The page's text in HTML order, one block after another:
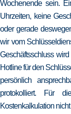
Wochenende sein.
Uhrzeiten, keine
oder gerade
wir vom
Geschäftsschluss
Hotline für den
persönlich
protokolliert. Für
Kostenkalkulation